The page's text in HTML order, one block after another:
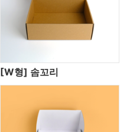
[W형] 솜꼬리